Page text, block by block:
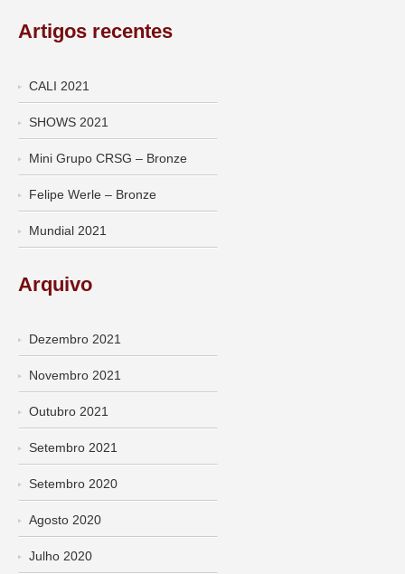
Artigos recentes
CALI 2021
SHOWS 2021
Mini Grupo CRSG – Bronze
Felipe Werle – Bronze
Mundial 2021
Arquivo
Dezembro 2021
Novembro 2021
Outubro 2021
Setembro 2021
Setembro 2020
Agosto 2020
Julho 2020